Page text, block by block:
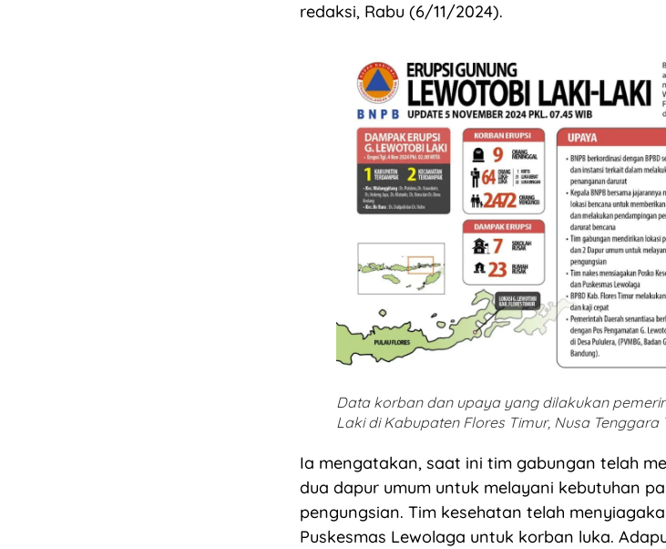
redaksi, Rabu (6/11/2024).
Data korban dan upaya yang dilakukan
Laki di Kabupaten Flores Timur, Nusa Tenggara
Ia mengatakan, saat ini tim gabungan telah
dua dapur umum untuk melayani kebutuhan
pengungsian. Tim kesehatan telah
Puskesmas Lewolaga untuk korban luka.